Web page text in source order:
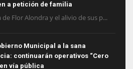
a petición de familia
de Flor Alondra y el alivio de sus p...
Municipal a la sana
continuarán operativos “Cero
vía pública